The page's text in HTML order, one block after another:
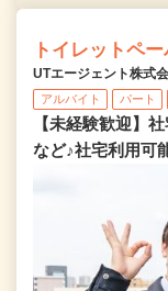
トイレットペ
UTエージェント株式
アルバイト パート
【未経験歓迎】
など♪社宅利用可